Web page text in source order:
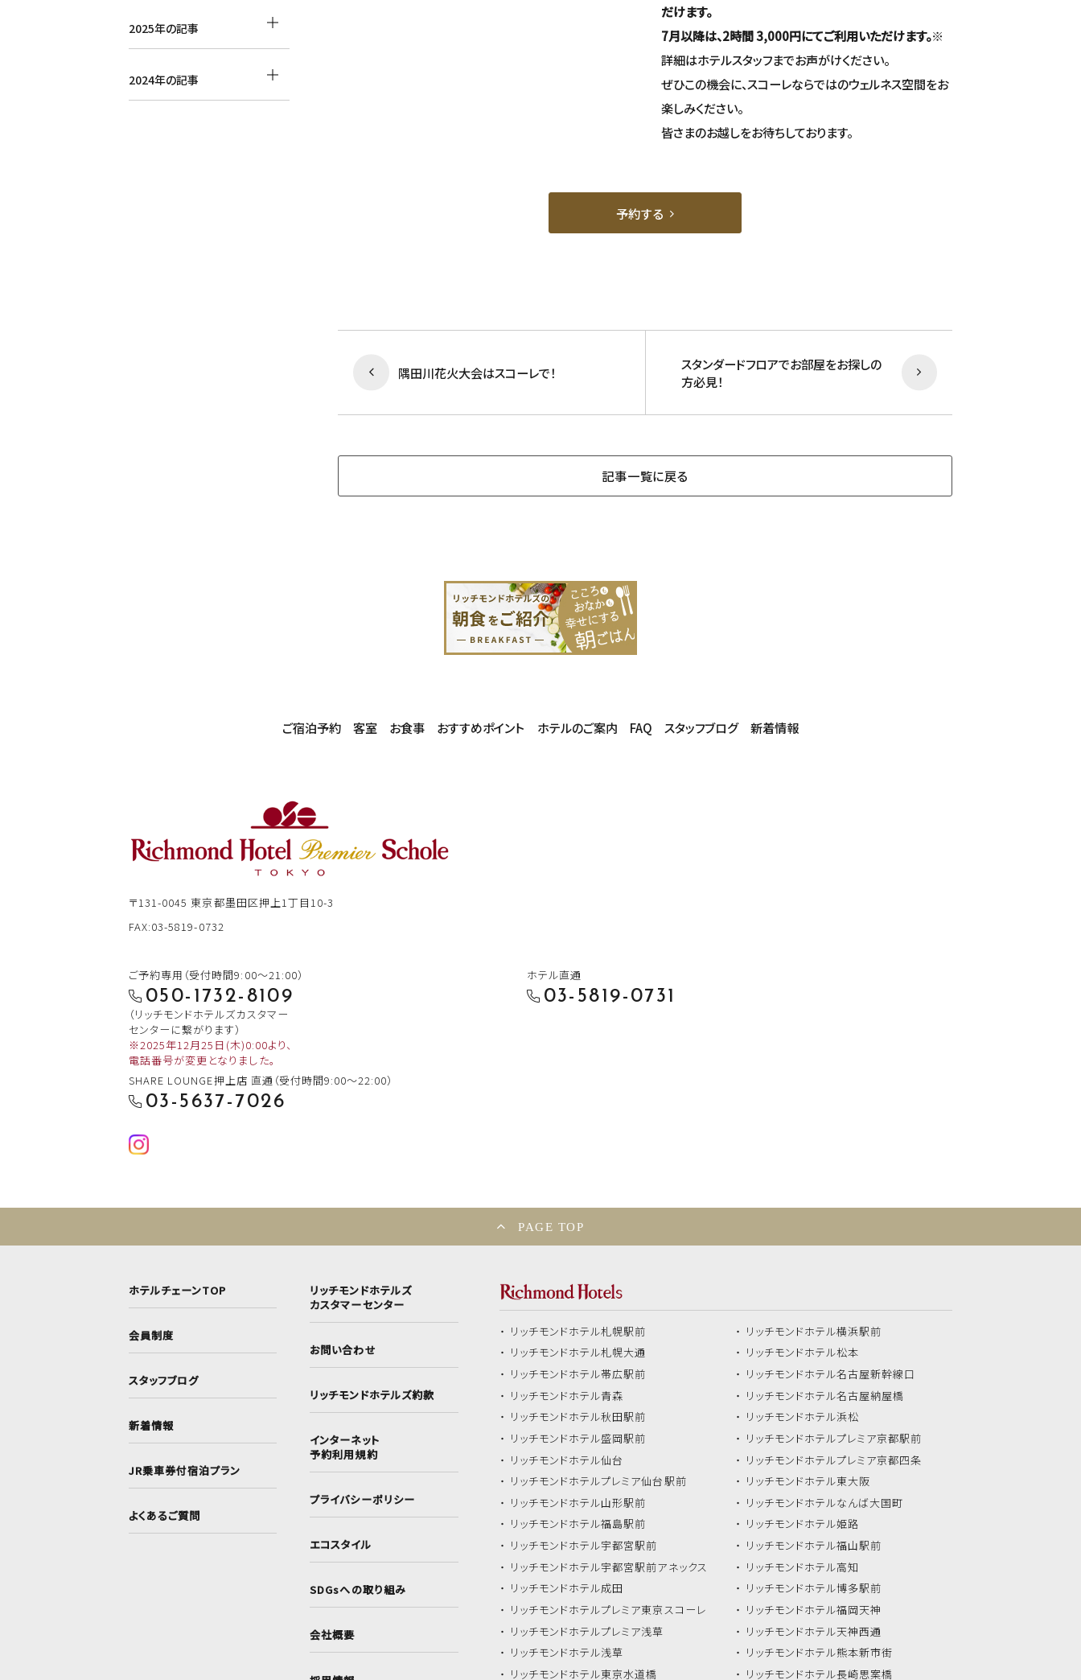
だけます。
7月以降は、2時間 3,000円にてご利用いただけます。※
詳細はホテルスタッフまでお声がけください。
ぜひこの機会に、スコーレならではのウェルネス空間をお
楽しみください。
皆さまのお越しをお待ちしております。
予約する
隅田川花火大会はスコーレで！
スタンダードフロアでお部屋をお探しの
方必見！
記事一覧に戻る
2025年の記事
2024年の記事
ご宿泊予約 客室 お食事 おすすめポイント ホテルのご案内 FAQ スタッフブログ 新着情報
〒131-0045 東京都墨田区押上1丁目10-3
FAX:03-5819-0732
ご予約専用（受付時間9:00～21:00）
050-1732-8109
（リッチモンドホテルズカスタマー
センターに繋がります）
※2025年12月25日(木)0:00より、
電話番号が変更となりました。
ホテル直通
03-5819-0731
SHARE LOUNGE押上店 直通 （受付時間9:00～22:00）
03-5637-7026
PAGE TOP
ホテルチェーンTOP
会員制度
スタッフブログ
新着情報
JR乗車券付宿泊プラン
よくあるご質問
リッチモンドホテルズ
カスタマーセンター
お問い合わせ
リッチモンドホテルズ約款
インターネット
予約利用規約
プライバシーポリシー
エコスタイル
SDGsへの取り組み
会社概要
リッチモンドホテル札幌駅前
リッチモンドホテル札幌大通
リッチモンドホテル帯広駅前
リッチモンドホテル青森
リッチモンドホテル秋田駅前
リッチモンドホテル盛岡駅前
リッチモンドホテル仙台
リッチモンドホテルプレミア仙台駅前
リッチモンドホテル山形駅前
リッチモンドホテル福島駅前
リッチモンドホテル宇都宮駅前
リッチモンドホテル宇都宮駅前アネックス
リッチモンドホテル成田
リッチモンドホテルプレミア東京スコーレ
リッチモンドホテルプレミア浅草
リッチモンドホテル浅草
リッチモンドホテル東京水道橋
リッチモンドホテル横浜駅前
リッチモンドホテル松本
リッチモンドホテル名古屋新幹線口
リッチモンドホテル名古屋納屋橋
リッチモンドホテル浜松
リッチモンドホテルプレミア京都駅前
リッチモンドホテルプレミア京都四条
リッチモンドホテル東大阪
リッチモンドホテルなんば大国町
リッチモンドホテル姫路
リッチモンドホテル福山駅前
リッチモンドホテル高知
リッチモンドホテル博多駅前
リッチモンドホテル福岡天神
リッチモンドホテル天神西通
リッチモンドホテル熊本新市街
リッチモンドホテル長崎思案橋